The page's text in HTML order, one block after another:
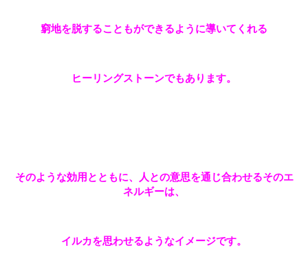
窮地を脱することもができるように導いてくれる
ヒーリングストーンでもあります。
そのような効用とともに、人との意思を通じ合わせるそのエ
ネルギーは、
イルカを思わせるようなイメージです。